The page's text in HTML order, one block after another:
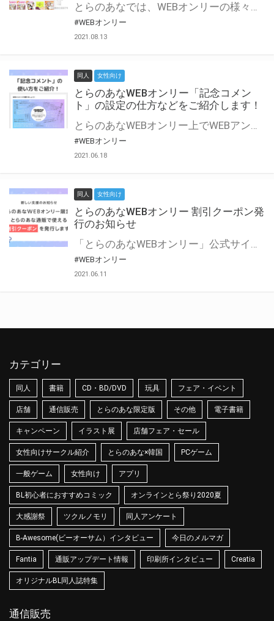
とらのあなでは、WEBオンリーの様々な支援を実施しています。 今回は2021年9月に実装を予定しているアップデート情報についてご紹介いたします。 とらのあなWEBオンリーサイトはこちら
#WEBオンリー
2021.08.13
同人 女性向け
とらのあなWEBオンリー「記念コメン
ト」の設定の仕方などをご紹介します！
とらのあなWEBオンリー上でWEBアンソロジーが作成できる「記念コメント」について、その使い方や作成手順を解説します！ 支援タイプを「サークル参加型」「サークル参加型・マルシェ(イベント会場)機能付き」でお申し込みいただいている主催者様はぜひご活用ください♪ とらのあなWEBオンリーサイトはこちら
#WEBオンリー
2021.06.18
同人 女性向け
とらのあなWEBオンリー 割引クーポン発
行のお知らせ
「とらのあなWEBオンリー」公式サイトでとらのあな通販の「割引クーポン」を配布中！ イベントごとに開催当日限定で使える割引クーポンのシリアルコードを発行します。 とらのあなWEBオンリーのページをチェックして、イベント当日にお得にお買い物を楽しみましょう♪ ※本キャンペーンは予告なく終了する場合がございます。 とらのあなWEBオンリーサイトはこちら
#WEBオンリー
2021.06.11
カテゴリー
同人 書籍 CD・BD/DVD 玩具 フェア・イベント
店舗 通信販売 とらのあな限定版 その他 電子書籍
キャンペーン イラスト展 店舗フェア・セール
女性向けサークル紹介 とらのあな×韓国 PCゲーム
一般ゲーム 女性向け アプリ
BL初心者におすすめコミック オンラインとら祭り2020夏
大感謝祭 ツクルノモリ 同人アンケート
B-Awesome(ビーオーサム）インタビュー 今日のメルマガ
Fantia 通販アップデート情報 印刷所インタビュー Creatia
オリジナルBL同人誌特集
通信販売